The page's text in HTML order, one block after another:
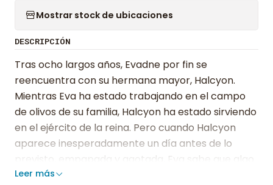
Mostrar stock de ubicaciones
DESCRIPCIÓN
Tras ocho largos años, Evadne por fin se
reencuentra con su hermana mayor, Halcyon.
Mientras Eva ha estado trabajando en el campo
de olivos de su familia, Halcyon ha estado sirviendo
en el ejército de la reina. Pero cuando Halcyon
aparece inesperadamente un día antes de lo
previsto, empapada y agotada, Eva sabe que algo
va muy mal. Halcyon huye de su comandante, que
Leer más